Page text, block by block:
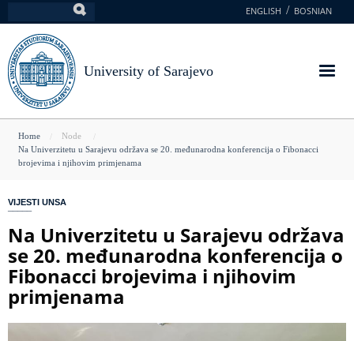
to
main
content
ENGLISH BOSNIAN
University of Sarajevo
You
are
Home
Node
Na Univerzitetu u Sarajevu održava se 20. međunarodna konferencija o Fibonacci
brojevima i njihovim primjenama
VIJESTI UNSA
Na Univerzitetu u Sarajevu održava
se 20. međunarodna konferencija o
Fibonacci brojevima i njihovim
primjenama